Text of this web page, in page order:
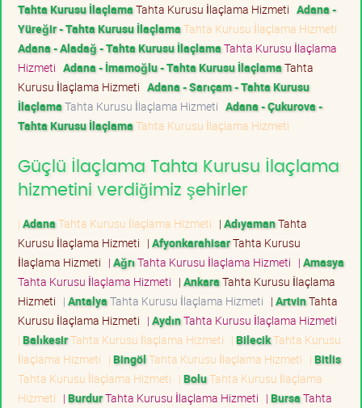
Tahta Kurusu İlaçlamaTahta Kurusu İlaçlama Hizmeti Adana -
Yüreğir - Tahta Kurusu İlaçlamaTahta Kurusu İlaçlama Hizmeti
Adana - Aladağ - Tahta Kurusu İlaçlamaTahta Kurusu İlaçlama
Hizmeti Adana - İmamoğlu - Tahta Kurusu İlaçlamaTahta
Kurusu İlaçlama Hizmeti Adana - Sarıçam - Tahta Kurusu
İlaçlamaTahta Kurusu İlaçlama Hizmeti Adana - Çukurova -
Tahta Kurusu İlaçlamaTahta Kurusu İlaçlama Hizmeti
Güçlü İlaçlama Tahta Kurusu İlaçlama
hizmetini verdiğimiz şehirler
| AdanaTahta Kurusu İlaçlama Hizmeti | AdıyamanTahta
Kurusu İlaçlama Hizmeti | AfyonkarahisarTahta Kurusu
İlaçlama Hizmeti | AğrıTahta Kurusu İlaçlama Hizmeti | Amasya
Tahta Kurusu İlaçlama Hizmeti | AnkaraTahta Kurusu İlaçlama
Hizmeti | AntalyaTahta Kurusu İlaçlama Hizmeti | ArtvinTahta
Kurusu İlaçlama Hizmeti | AydınTahta Kurusu İlaçlama Hizmeti
| BalıkesirTahta Kurusu İlaçlama Hizmeti | BilecikTahta Kurusu
İlaçlama Hizmeti | BingölTahta Kurusu İlaçlama Hizmeti | Bitlis
Tahta Kurusu İlaçlama Hizmeti | BoluTahta Kurusu İlaçlama
Hizmeti | BurdurTahta Kurusu İlaçlama Hizmeti | BursaTahta